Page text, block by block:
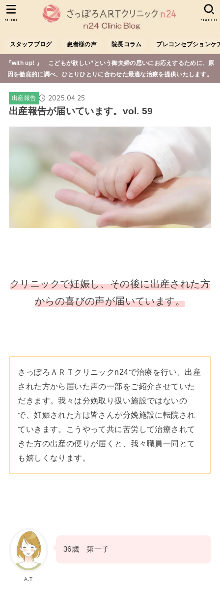
スタッフブログ 患者様の声 院長コラム プレコンセプションケ
SEARCH
MENU
『with up! 』 こどもが欲しい”という御夫婦の思いにお応えするために、原
因を徹底的に調べ、ひとりひとりに合わせた最適な治療を提供いたします。
出産報告 2025.04.25
出産報告が届いています。vol. 59
クリニックで妊娠し、その後に出産された方
からの喜びの声が届いています。
さっぽろＡＲＴクリニックn24で治療を行い、出産
された方から届いた声の一部をご紹介させていた
だきます。我々は分娩取り扱い施設ではないの
で、妊娠された方は皆さんが分娩施設に転院され
ていきます。こうやって共に苦労して治療されて
きた方の出産の便りが届くと、我々職員一同とて
も嬉しくなります。
A.T
36歳 第一子